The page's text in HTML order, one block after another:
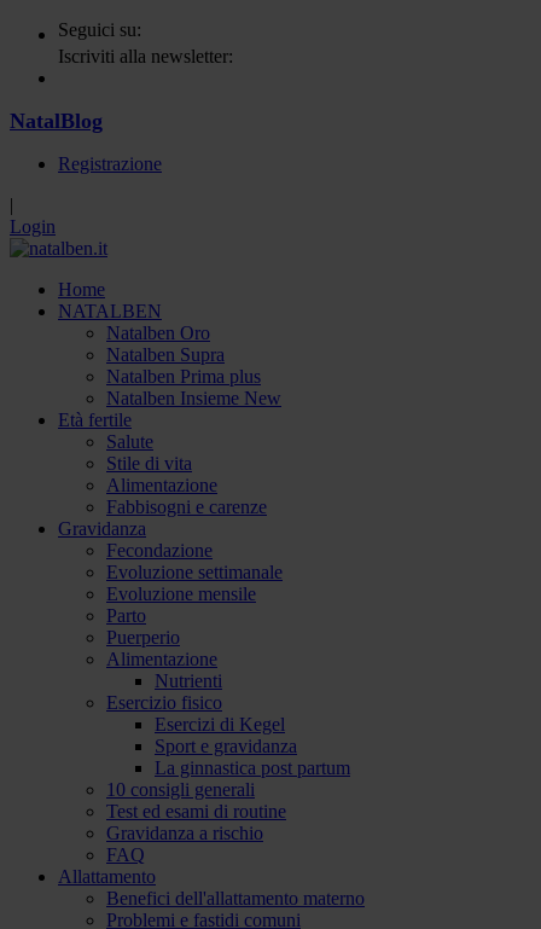
Seguici su:
Iscriviti alla newsletter:
NatalBlog
Registrazione
|
Login
Home
NATALBEN
Natalben Oro
Natalben Supra
Natalben Prima plus
Natalben Insieme New
Età fertile
Salute
Stile di vita
Alimentazione
Fabbisogni e carenze
Gravidanza
Fecondazione
Evoluzione settimanale
Evoluzione mensile
Parto
Puerperio
Alimentazione
Nutrienti
Esercizio fisico
Esercizi di Kegel
Sport e gravidanza
La ginnastica post partum
10 consigli generali
Test ed esami di routine
Gravidanza a rischio
FAQ
Allattamento
Benefici dell'allattamento materno
Problemi e fastidi comuni